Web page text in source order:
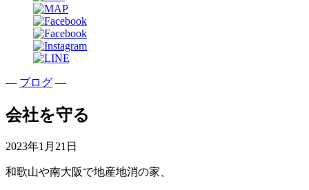
— ブログ —
会社を守る
2023年1月21日
和歌山や南大阪で地産地消の家、